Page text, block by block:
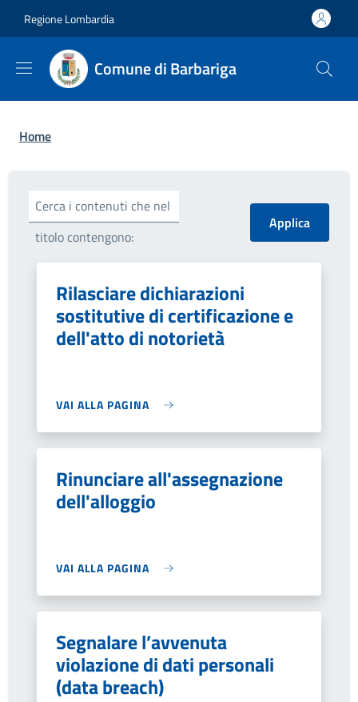
Regione Lombardia
Comune di Barbariga
Briciole di pane
Home
Cerca i contenuti che nel
titolo contengono:
Rilasciare dichiarazioni
sostitutive di certificazione e
dell'atto di notorietà
VAI ALLA PAGINA
Rinunciare all'assegnazione
dell'alloggio
VAI ALLA PAGINA
Segnalare l’avvenuta
violazione di dati personali
(data breach)